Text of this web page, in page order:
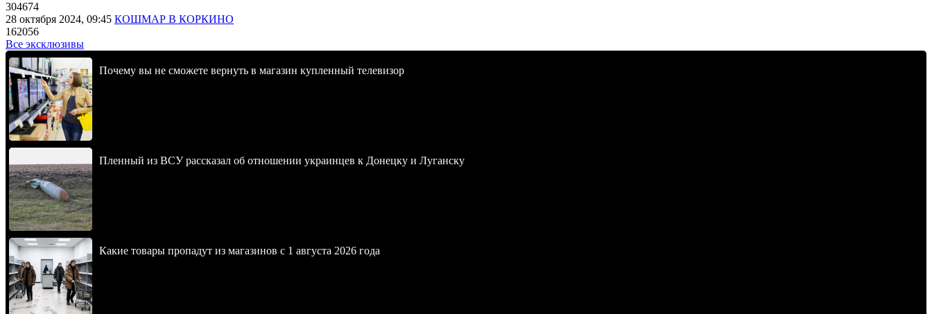
304674
28 октября 2024, 09:45 КОШМАР В КОРКИНО
162056
Все эксклюзивы
Почему вы не сможете вернуть в магазин купленный телевизор
Пленный из ВСУ рассказал об отношении украинцев к Донецку и Луганску
Какие товары пропадут из магазинов с 1 августа 2026 года